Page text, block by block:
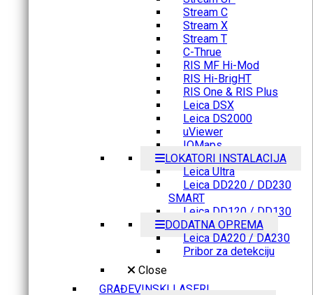
Stream C
Stream X
Stream T
C-Thrue
RIS MF Hi-Mod
RIS Hi-BrigHT
RIS One & RIS Plus
Leica DSX
Leica DS2000
uViewer
IQMaps
LOKATORI INSTALACIJA
Leica Ultra
Leica DD220 / DD230
SMART
Leica DD120 / DD130
DODATNA OPREMA
Leica DA220 / DA230
Pribor za detekciju
Close
GRAĐEVINSKI LASERI